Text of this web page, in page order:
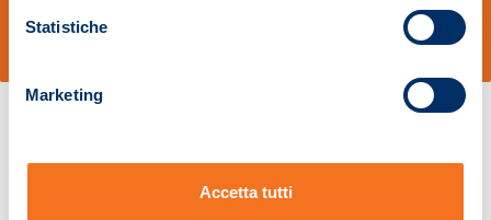
Statistiche
Marketing
Accetta tutti
Pistoia 01680210505 – R.E.A. n.155974 - Cap.Soc. € 2.000.000,00 i.v. La
Società adotta il Codice Etico D.lgs. 231/01